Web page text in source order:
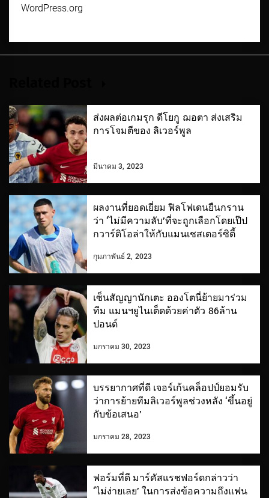
WordPress.org
ส่งผลต่อเกมรุก ดีโยกู ฌอตา ส่งเสริม
การโจมตีของ ลิเวอร์พูล
มีนาคม 3, 2023
ผลงานที่ยอดเยี่ยม ฟิลโฟเดนยืนกราน
ว่า ‘ไม่มีความลับ’ที่จะถูกเลือกโดยเป๊ป
กวาร์ดิโอล่าให้กับแมนเชสเตอร์ซิตี้
กุมภาพันธ์ 2, 2023
เซ็นสัญญานักเตะ อองโตนี่ย้ายมาร่วม
ทีม แมนฯยูไนเต็ดด้วยค่าตัว 86ล้าน
ปอนด์
มกราคม 30, 2023
บรรยากาศที่ดี เจอร์เก้นคล็อปป์ยอมรับ
ว่าการย้ายทีมลิเวอร์พูลช่วงหลัง ‘ขึ้นอยู่
กับข้อเสนอ’
มกราคม 28, 2023
ฟอร์มที่ดี มาร์คัสแรชฟอร์ดกล่าวว่า
‘ไม่ง่ายเลย’ ในการส่งข้อความถึงแฟน